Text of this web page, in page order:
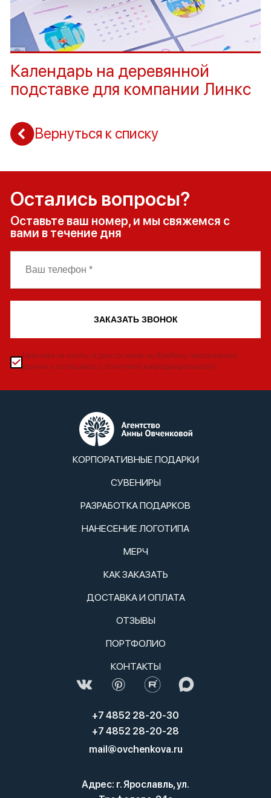
Календарь на деревянной
подставке для компании Линкс
Вернуться к списку
Остались вопросы?
Оставьте ваш номер, и мы свяжемся с
вами в течение дня
ЗАКАЗАТЬ ЗВОНОК
Нажимая на кнопку, я даю согласие на обработку персональных
данных и соглашаюсь с политикой конфиденциальности
КОРПОРАТИВНЫЕ ПОДАРКИ
СУВЕНИРЫ
РАЗРАБОТКА ПОДАРКОВ
НАНЕСЕНИЕ ЛОГОТИПА
МЕРЧ
КАК ЗАКАЗАТЬ
ДОСТАВКА И ОПЛАТА
ОТЗЫВЫ
ПОРТФОЛИО
КОНТАКТЫ
+7 4852 28-20-30
+7 4852 28-20-28
mail@ovchenkova.ru
Адрес: г. Ярославль, ул.